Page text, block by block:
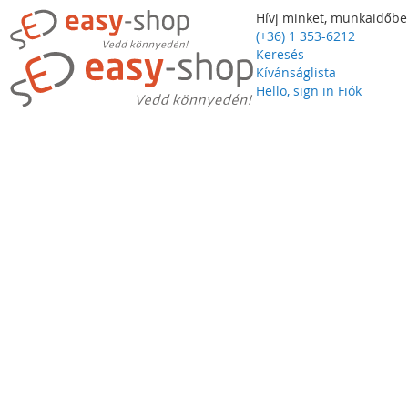
Hívj minket,
(+36) 1 353-6212
Keresés
Kívánságlista
Hello, sign in Fiók